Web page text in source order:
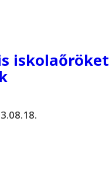
iskolaőröket